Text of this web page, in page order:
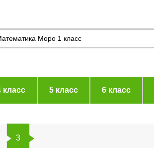
класс 5 класс 6 класс
3